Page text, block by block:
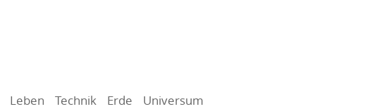
Leben Technik Erde Universum